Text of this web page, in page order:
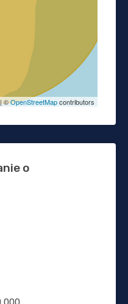
| ©OpenStreetMapcontributors
o